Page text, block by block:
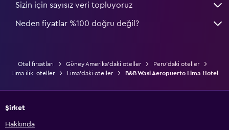
Sizin için sayısız veri topluyoruz
Neden fiyatlar %100 doğru değil?
Otel fırsatları Güney Amerika'daki oteller
Peru'daki oteller
Lima iliki oteller
Lima'daki oteller B&B Wasi Aeropuerto Lima Hotel
Şirket
Hakkında